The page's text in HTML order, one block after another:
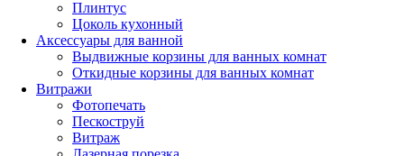
Плинтус
Цоколь кухонный
Аксессуары для ванной
Выдвижные корзины для ванных комнат
Откидные корзины для ванных комнат
Витражи
Фотопечать
Пескоструй
Витраж